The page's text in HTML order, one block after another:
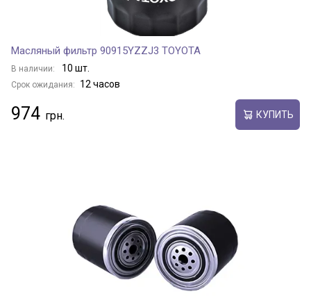
Масляный фильтр 90915YZZJ3 TOYOTA
В наличии: 10 шт.
Срок ожидания: 12 часов
974 КУПИТЬ